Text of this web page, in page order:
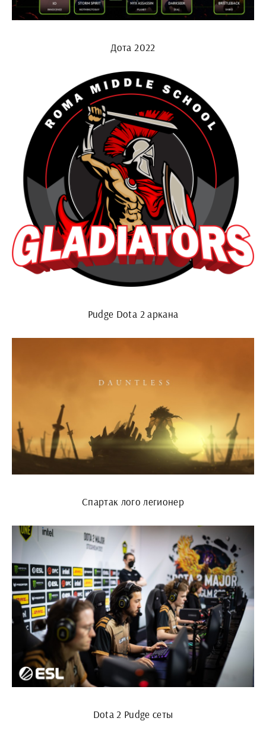
Дота 2022
Pudge Dota 2 аркана
Спартак лого легионер
Dota 2 Pudge сеты